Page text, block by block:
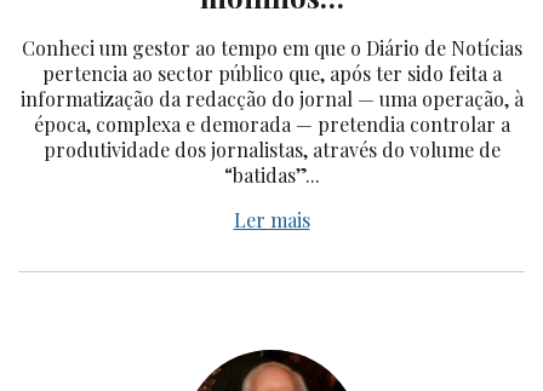
Conheci um gestor ao tempo em que o Diário de Notícias
pertencia ao sector público que, após ter sido feita a
informatização da redacção do jornal — uma operação, à
época, complexa e demorada — pretendia controlar a
produtividade dos jornalistas, através do volume de
“batidas”...
Ler mais